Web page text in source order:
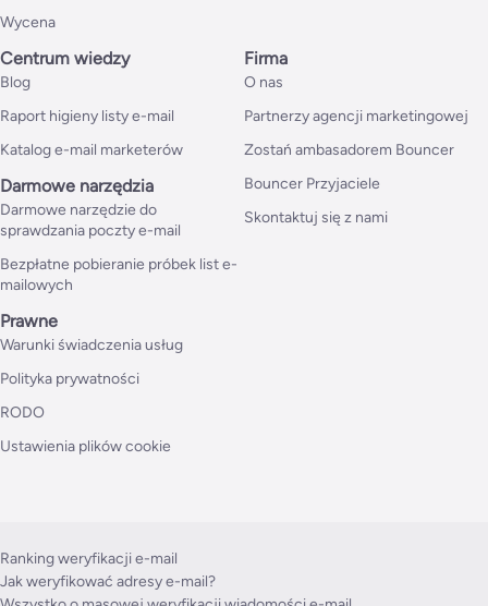
Wycena
Centrum wiedzy
Blog
Raport higieny listy e-mail
Katalog e-mail marketerów
Darmowe narzędzia
Darmowe narzędzie do
sprawdzania poczty e-mail
Bezpłatne pobieranie próbek list e-
mailowych
Firma
O nas
Partnerzy agencji marketingowej
Zostań ambasadorem Bouncer
Bouncer Przyjaciele
Skontaktuj się z nami
Prawne
Warunki świadczenia usług
Polityka prywatności
RODO
Ustawienia plików cookie
Ranking weryfikacji e-mail
Jak weryfikować adresy e-mail?